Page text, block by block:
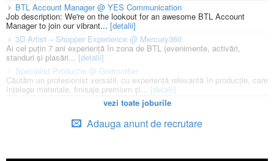
BTL Account Manager @ YES Communication
Job description: We're on the lookout for an awesome BTL Account
Manager to join our vibrant... [detalii]
3D Artist – Shopper Experience @ Mercury360
Ai cel puțin 7 ani experiență în zona de BTL (evenimente, activări,
standuri și plasări... [detalii]
Specialist Productie @ Godmother
Căutăm un profesionist versatil, cu experiență relevantă în producție, care
înțelege materiale, finisaje premium și... [detalii]
vezi toate joburile
Adauga anunt de recrutare